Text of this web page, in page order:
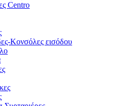
Centro
Κονσόλες εισόδου